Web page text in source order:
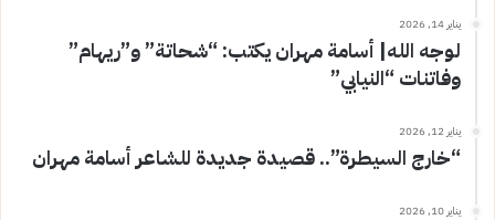
يناير 14, 2026
لوجه الله| أسامة مهران يكتب: “شحاتة” و”ريهام”
وفاتنات “النيابي”
يناير 12, 2026
“خارج السيطرة”.. قصيدة جديدة للشاعر أسامة مهران
يناير 10, 2026